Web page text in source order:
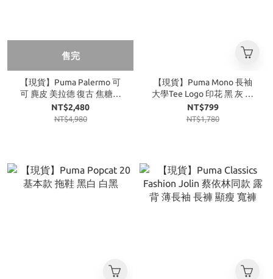
售完
【現貨】Puma Palermo 可
可 麂皮 美拉德 復古 焦糖底
金標 焦糖餅乾
NT$2,480
NT$4,980
【現貨】Puma Mono 長袖
大學Tee Logo 印花 黑 灰 奶
茶
NT$799
NT$1,780